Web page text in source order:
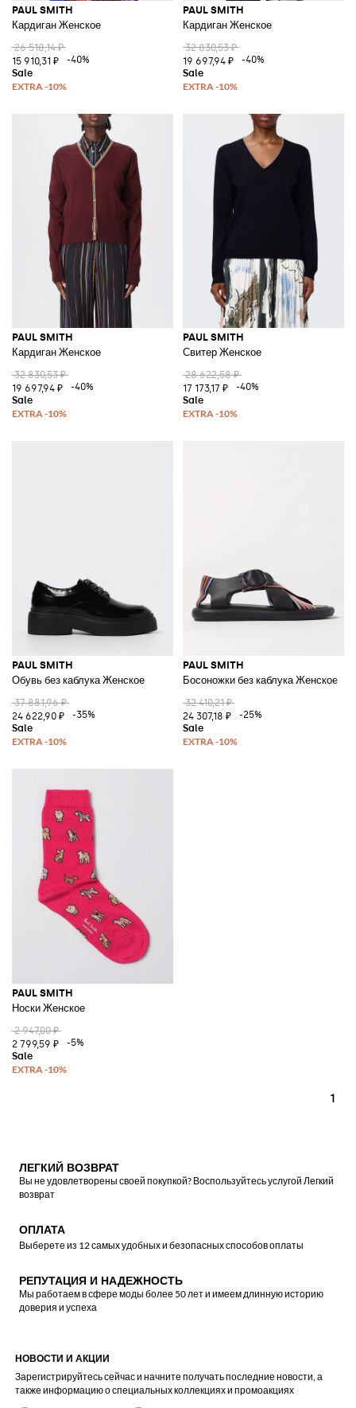
PAUL SMITH
Кардиган Женское
26 518,14 ₽
15 910,31 ₽
-40%
PAUL SMITH
Кардиган Женское
32 830,53 ₽
19 697,94 ₽
-40%
PAUL SMITH
Кардиган Женское
32 830,53 ₽
19 697,94 ₽
-40%
PAUL SMITH
Свитер Женское
28 622,58 ₽
17 173,17 ₽
-40%
PAUL SMITH
Обувь без каблука Женское
37 881,96 ₽
24 622,90 ₽
-35%
PAUL SMITH
Босоножки без каблука Женское
32 410,21 ₽
24 307,18 ₽
-25%
PAUL SMITH
Носки Женское
2 947,00 ₽
2 799,59 ₽
-5%
1
ЛЕГКИЙ ВОЗВРАТ
Вы не удовлетворены своей покупкой? Воспользуйтесь услугой Легкий
возврат
ОПЛАТА
Выберете из 12 самых удобных и безопасных способов оплаты
РЕПУТАЦИЯ И НАДЕЖНОСТЬ
Мы работаем в сфере моды более 50 лет и имеем длинную историю
доверия и успеха
НОВОСТИ И АКЦИИ
Зарегистрируйтесь сейчас и начните получать последние новости, а
также информацию о специальных коллекциях и промоакциях